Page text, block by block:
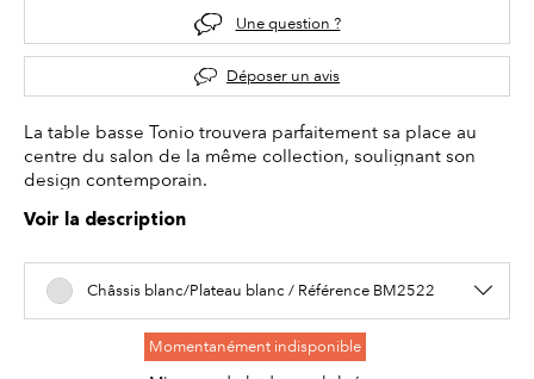
Une question ?
Déposer un avis
La table basse Tonio trouvera parfaitement sa place au
centre du salon de la même collection, soulignant son
design contemporain.
Voir la description
Châssis blanc/Plateau blanc / Référence BM2522
Momentanément indisponible